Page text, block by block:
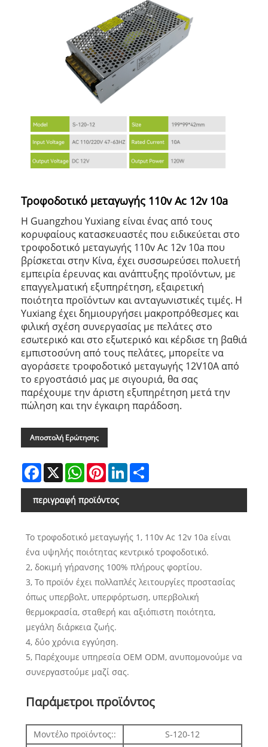
Τροφοδοτικό μεταγωγής 110v Ac 12v 10a
Η Guangzhou Yuxiang είναι ένας από τους
κορυφαίους κατασκευαστές που ειδικεύεται στο
τροφοδοτικό μεταγωγής 110v Ac 12v 10a που
βρίσκεται στην Κίνα, έχει συσσωρεύσει πολυετή
εμπειρία έρευνας και ανάπτυξης προϊόντων, με
επαγγελματική εξυπηρέτηση, εξαιρετική
ποιότητα προϊόντων και ανταγωνιστικές τιμές. Η
Yuxiang έχει δημιουργήσει μακροπρόθεσμες και
φιλική σχέση συνεργασίας με πελάτες στο
εσωτερικό και στο εξωτερικό και κέρδισε τη βαθιά
εμπιστοσύνη από τους πελάτες, μπορείτε να
αγοράσετε τροφοδοτικό μεταγωγής 12V10A από
το εργοστάσιό μας με σιγουριά, θα σας
παρέχουμε την άριστη εξυπηρέτηση μετά την
πώληση και την έγκαιρη παράδοση.
Αποστολή Ερώτησης
Facebook
X WhatsAppPinterestLinkedIn
περιγραφή προϊόντος
Το τροφοδοτικό μεταγωγής 1, 110v Ac 12v 10a είναι
ένα υψηλής ποιότητας κεντρικό τροφοδοτικό.
2, δοκιμή γήρανσης 100% πλήρους φορτίου.
3, Το προϊόν έχει πολλαπλές λειτουργίες προστασίας
όπως υπερβολτ, υπερφόρτωση, υπερβολική
θερμοκρασία, σταθερή και αξιόπιστη ποιότητα,
μεγάλη διάρκεια ζωής.
4, δύο χρόνια εγγύηση.
5, Παρέχουμε υπηρεσία OEM ODM, ανυπομονούμε να
συνεργαστούμε μαζί σας.
Παράμετροι προϊόντος
Μοντέλο προϊόντος::
S-120-12